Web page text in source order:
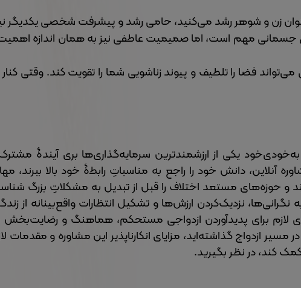
زن و شوهر رشد می‌کنید، حامی رشد و پیشرفت شخصی یکدیگر
مهم است، اما صمیمیت عاطفی نیز به همان اندازه اهمیت
فضا را تلطیف و پیوند زناشویی شما را تقویت کند. وقتی کنار
یکی از ارزشمندترین سرمایه‌گذاری‌ها بری آیندۀ
آنلاین، دانش خود را راجع به مناسباتِ رابطۀ خود بالا ببرند،
و حوزه‌های مستعد اختلاف را قبل از تبدیل به مشکلاتِ بزرگ
نگرانی‌ها، نزدیک‌کردن ارزش‌ها و تشکیل انتظارات واقع‌بینانه از
لازم برای پدیدآوردن ازدواجی مستحکم، هماهنگ و رضایت‌بخش
ازدواج گذاشته‌اید، مزایای انکارناپذیر این مشاوره و مقدمات
کند، در نظر بگیرید.